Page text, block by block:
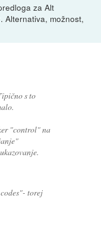
za Alt
Alternativa, možnost,
s to
"control" na
torej